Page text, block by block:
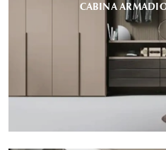
CABINA